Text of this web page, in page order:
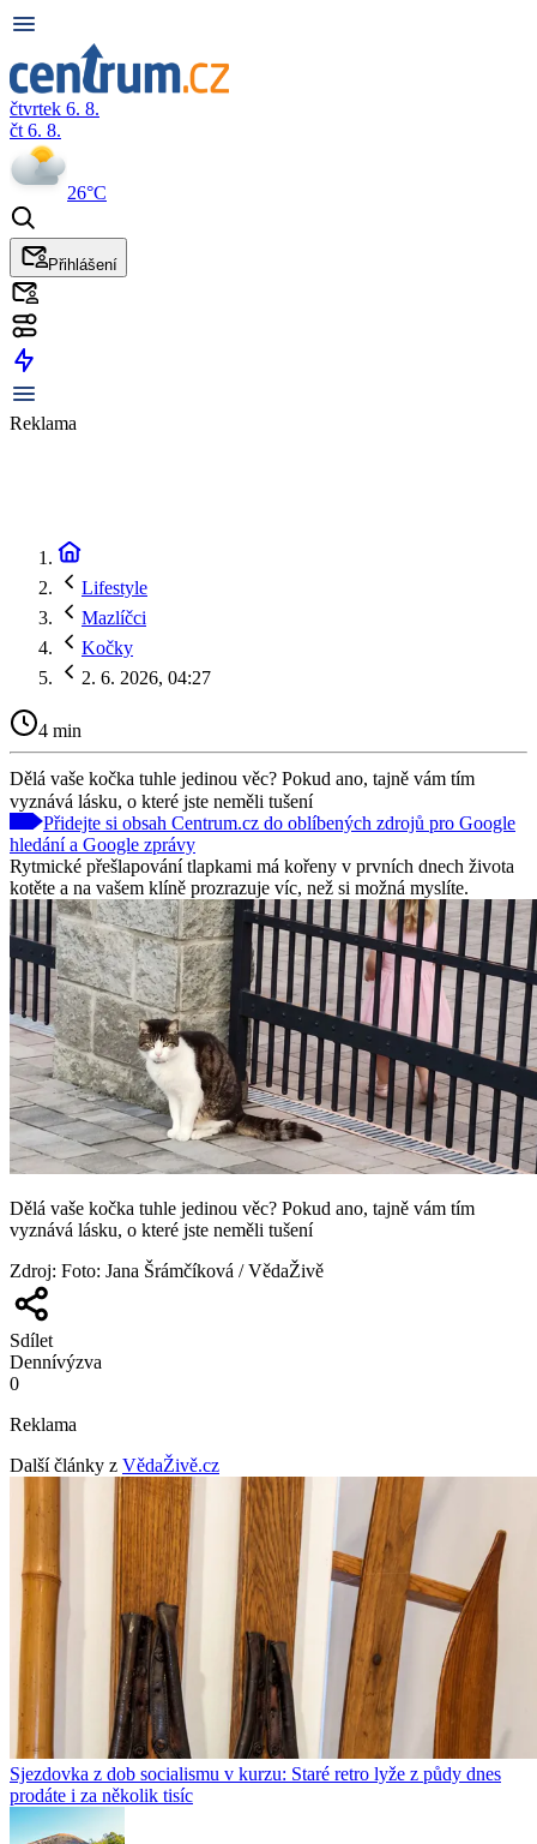
čtvrtek 6. 8.
čt 6. 8.
26°C
Přihlášení
Reklama
Lifestyle
Mazlíčci
Kočky
2. 6. 2026, 04:27
4 min
Dělá vaše kočka tuhle jedinou věc? Pokud ano, tajně vám tím
vyznává lásku, o které jste neměli tušení
Přidejte si obsah Centrum.cz do oblíbených zdrojů pro Google
hledání a Google zprávy
Rytmické přešlapování tlapkami má kořeny v prvních dnech života
kotěte a na vašem klíně prozrazuje víc, než si možná myslíte.
Dělá vaše kočka tuhle jedinou věc? Pokud ano, tajně vám tím
vyznává lásku, o které jste neměli tušení
Zdroj: Foto: Jana Šrámčíková / VědaŽivě
Sdílet
Dennívýzva
0
Reklama
Další články z VědaŽivě.cz
Sjezdovka z dob socialismu v kurzu: Staré retro lyže z půdy dnes
prodáte i za několik tisíc